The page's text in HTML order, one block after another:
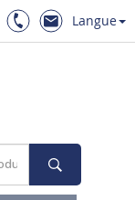
Langue